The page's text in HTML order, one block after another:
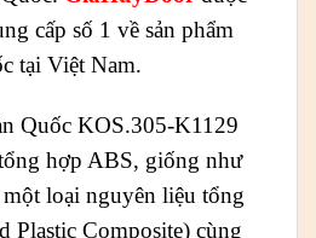
cấp số 1 về sản phẩm
tại Việt Nam.
Quốc KOS.305-K1129
hợp ABS, giống như
loại nguyên liệu tổng
Plastic Composite) cùng